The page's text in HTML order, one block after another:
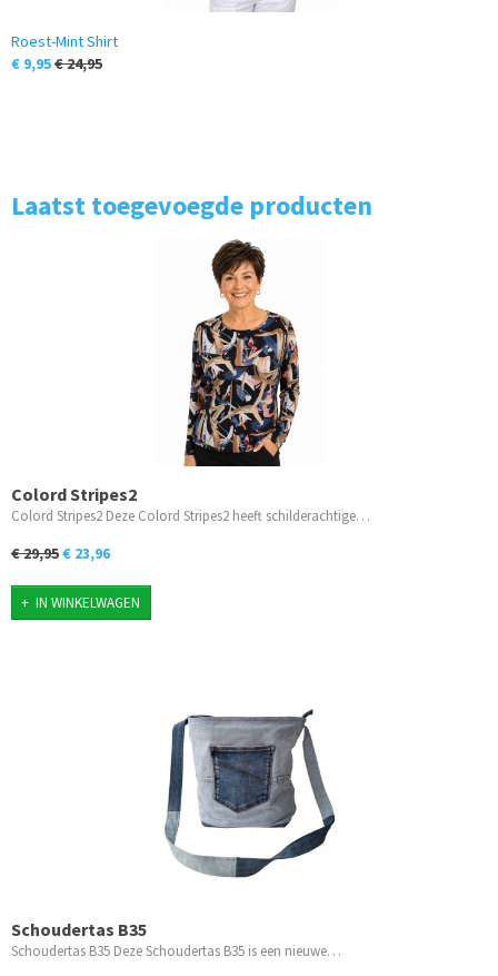
Roest-Mint Shirt
€ 9,95€ 24,95
Laatst toegevoegde producten
Colord Stripes2
Colord Stripes2 Deze Colord Stripes2 heeft schilderachtige…
€ 29,95€ 23,96
IN WINKELWAGEN
Schoudertas B35
Schoudertas B35 Deze Schoudertas B35 is een nieuwe…